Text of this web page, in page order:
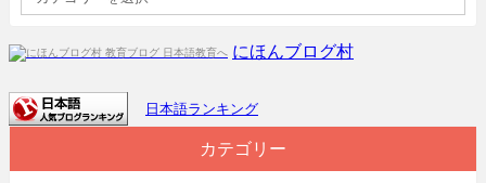
にほんブログ村
日本語ランキング
カテゴリー